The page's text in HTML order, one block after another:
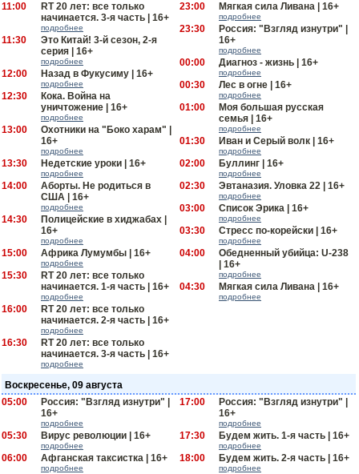
11:00
RT 20 лет: все только
начинается. 3-я часть | 16+
подробнее
11:30
Это Китай! 3-й сезон, 2-я
серия | 16+
подробнее
12:00 Назад в Фукусиму | 16+
подробнее
12:30
Кока. Война на
уничтожение | 16+
подробнее
13:00
Охотники на "Боко харам" |
16+
подробнее
13:30 Недетские уроки | 16+
подробнее
14:00
Аборты. Не родиться в
США | 16+
подробнее
14:30
Полицейские в хиджабах |
16+
подробнее
15:00 Африка Лумумбы | 16+
подробнее
15:30
RT 20 лет: все только
начинается. 1-я часть | 16+
подробнее
16:00
RT 20 лет: все только
начинается. 2-я часть | 16+
подробнее
16:30
RT 20 лет: все только
начинается. 3-я часть | 16+
подробнее
23:00 Мягкая сила Ливана | 16+
подробнее
23:30
Россия: "Взгляд изнутри" |
16+
подробнее
00:00 Диагноз - жизнь | 16+
подробнее
00:30 Лес в огне | 16+
подробнее
01:00
Моя большая русская
семья | 16+
подробнее
01:30 Иван и Серый волк | 16+
подробнее
02:00 Буллинг | 16+
подробнее
02:30 Эвтаназия. Уловка 22 | 16+
подробнее
03:00 Список Эрика | 16+
подробнее
03:30 Стресс по-корейски | 16+
подробнее
04:00
Обедненный убийца: U-238
| 16+
подробнее
04:30 Мягкая сила Ливана | 16+
подробнее
Воскресенье, 09 августа
05:00
Россия: "Взгляд изнутри" |
16+
подробнее
05:30 Вирус революции | 16+
подробнее
06:00 Афганская таксистка | 16+
подробнее
17:00
Россия: "Взгляд изнутри" |
16+
подробнее
17:30 Будем жить. 1-я часть | 16+
подробнее
18:00 Будем жить. 2-я часть | 16+
подробнее